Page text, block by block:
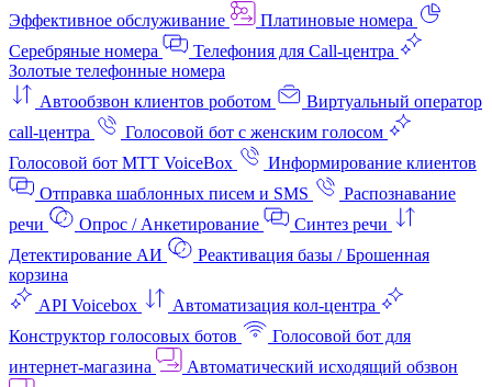
Эффективное обслуживание
Платиновые номера
Серебряные номера
Телефония для Call-центра
Золотые телефонные номера
Автообзвон клиентов роботом
Виртуальный оператор
call-центра
Голосовой бот с женским голосом
Голосовой бот МТТ VoiceBox
Информирование клиентов
Отправка шаблонных писем и SMS
Распознавание
речи
Опрос / Анкетирование
Синтез речи
Детектирование АИ
Реактивация базы / Брошенная
корзина
API Voicebox
Автоматизация кол‑центра
Конструктор голосовых ботов
Голосовой бот для
интернет‑магазина
Автоматический исходящий обзвон